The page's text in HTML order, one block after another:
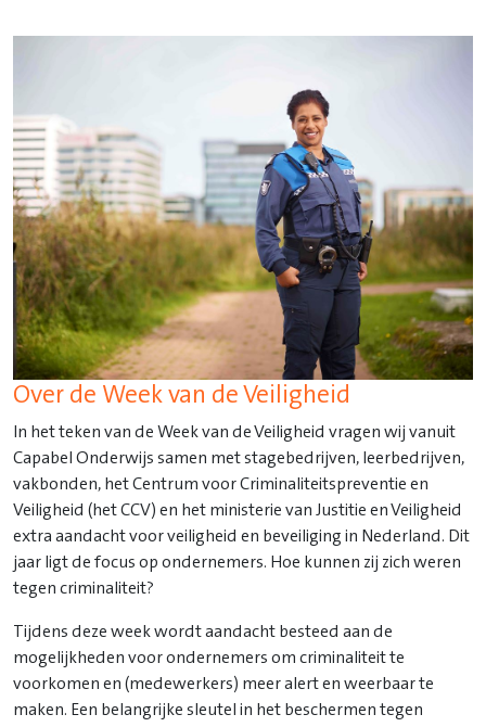
Over de Week van de Veiligheid
In het teken van de Week van de Veiligheid vragen wij vanuit
Capabel Onderwijs samen met stagebedrijven, leerbedrijven,
vakbonden, het Centrum voor Criminaliteitspreventie en
Veiligheid (het CCV) en het ministerie van Justitie en Veiligheid
extra aandacht voor veiligheid en beveiliging in Nederland. Dit
jaar ligt de focus op ondernemers. Hoe kunnen zij zich weren
tegen criminaliteit?
Tijdens deze week wordt aandacht besteed aan de
mogelijkheden voor ondernemers om criminaliteit te
voorkomen en (medewerkers) meer alert en weerbaar te
maken. Een belangrijke sleutel in het beschermen tegen